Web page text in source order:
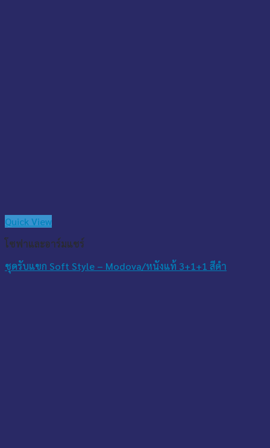
Quick View
โซฟาและอาร์มแชร์
ชุดรับแขก Soft Style – Modova/หนังแท้ 3+1+1 สีดำ